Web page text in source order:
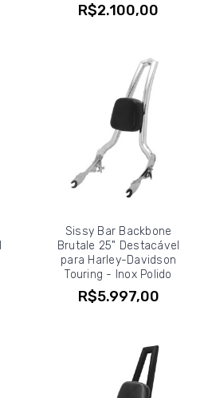
R$2.100,00
Sissy Bar Backbone
Brutale 25" Destacável
para Harley-Davidson
Touring - Inox Polido
R$5.997,00